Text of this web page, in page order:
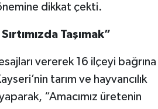
dikkat çekti.
Taşımak”
vererek 16 ilçeyi bağrına
tarım ve hayvancılık
“Amacımız üretenin